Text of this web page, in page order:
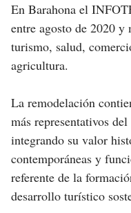
En Barahona el
entre agosto de 2020 y
turismo, salud,
agricultura.
La remodelación
más representativos
integrando su valor
contemporáneas y
referente de la
desarrollo turístico